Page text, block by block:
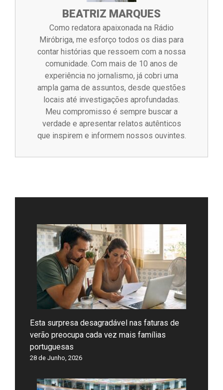
BEATRIZ MARQUES
Como redatora apaixonada na Rádio
Miróbriga, me esforço todos os dias para
contar histórias que ressoem com a nossa
comunidade. Com mais de 10 anos de
experiência no jornalismo, já cobri uma
ampla gama de assuntos, desde questões
locais até investigações aprofundadas.
Meu compromisso é sempre buscar a
verdade e apresentar relatos autênticos
que inspirem e informem nossos ouvintes.
Esta surpresa desagradável nas faturas de
verão preocupa cada vez mais famílias
portuguesas
28 de Junho, 2026